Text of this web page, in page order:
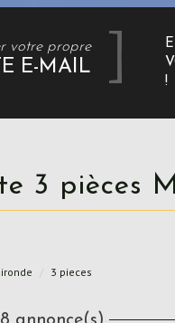
votre propre
E-MAIL
!
3 pièces
3 pieces